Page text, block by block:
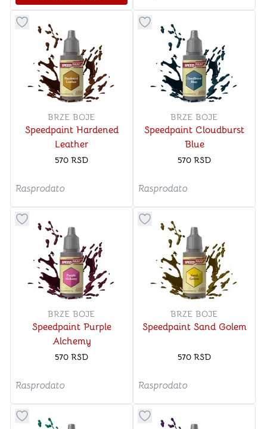
Dugme za dodavanje stvari u kategoriju omiljeno
BRZE BOJE
Speedpaint Hardened
Leather
570 RSD
Rasprodato
Dugme za dodavanje stvari
BRZE BOJE
Speedpaint Cloudburst
Blue
570 RSD
Rasprodato
Dugme za dodavanje stvari u kategoriju omiljeno
BRZE BOJE
Speedpaint Purple
Alchemy
570 RSD
Rasprodato
Dugme za dodavanje stvari
BRZE BOJE
Speedpaint Sand Golem
570 RSD
Rasprodato
Dugme za dodavanje stvari u kategoriju omiljeno
Dugme za dodavanje stvari